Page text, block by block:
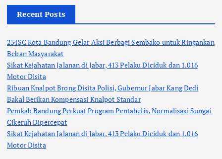
Recent Posts
234SC Kota Bandung Gelar Aksi Berbagi Sembako untuk Ringankan
Beban Masyarakat
Sikat Kejahatan Jalanan di Jabar, 413 Pelaku Diciduk dan 1.016
Motor Disita
Ribuan Knalpot Brong Disita Polisi, Gubernur Jabar Kang Dedi
Bakal Berikan Kompensasi Knalpot Standar
Pemkab Bandung Perkuat Program Pentahelix, Normalisasi Sungai
Cikeruh Dipercepat
Sikat Kejahatan Jalanan di Jabar, 413 Pelaku Diciduk dan 1.016
Motor Disita